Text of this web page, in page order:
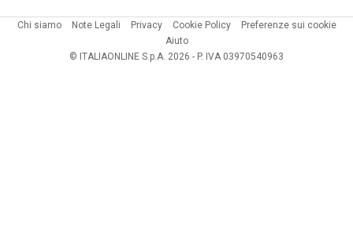
Chi siamo Note Legali Privacy Cookie Policy
Preferenze sui cookie
Aiuto
© ITALIAONLINE S.p.A. 2026 - P. IVA 03970540963